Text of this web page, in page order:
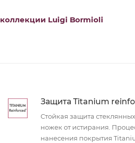
Luigi Bormioli
Защита Titanium
Стойкая защита стеклянных
ножек от истирания.
нанесения покрытия